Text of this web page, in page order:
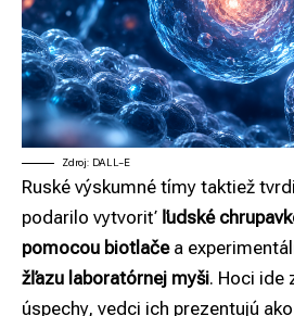
Zdroj: DALL-E
Ruské výskumné tímy taktiež
podarilo vytvoriť ľudské
pomocou biotlačea
žľazu laboratórnej myši. Hoci ide
úspechy, vedci ich prezentujú